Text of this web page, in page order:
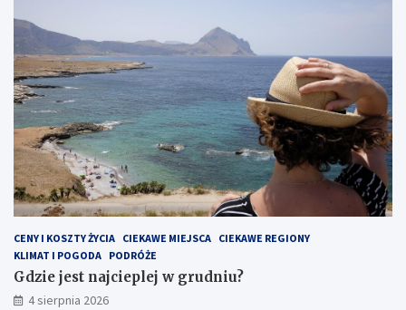
CENY I KOSZTY ŻYCIA CIEKAWE MIEJSCA CIEKAWE REGIONY
KLIMAT I POGODA PODRÓŻE
Gdzie jest najcieplej w grudniu?
4 sierpnia 2026